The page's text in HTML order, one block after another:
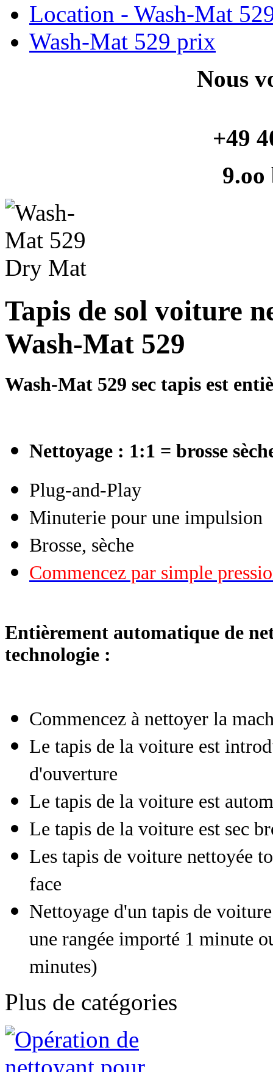
Location - Wash-Mat
Wash-Mat 529 prix
Nous
+49
9.oo
Tapis de sol voiture
Wash-Mat 529
Wash-Mat 529 sec tapis est
Nettoyage : 1:1 = brosse
Plug-and-Play
Minuterie pour une impulsion
Brosse, sèche
Commencez par simple
Entièrement automatique de
technologie :
Commencez à nettoyer la
Le tapis de la voiture est
d'ouverture
Le tapis de la voiture est
Le tapis de la voiture est sec
Les tapis de voiture nettoyée
face
Nettoyage d'un tapis de
une rangée importé 1 minute
minutes)
Plus de catégories